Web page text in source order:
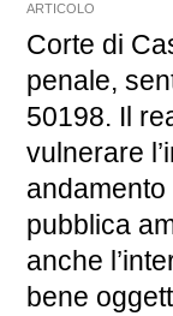
ARTICOLO
Corte di
penale,
50198. Il
vulnerare
andamento
pubblica
anche
bene